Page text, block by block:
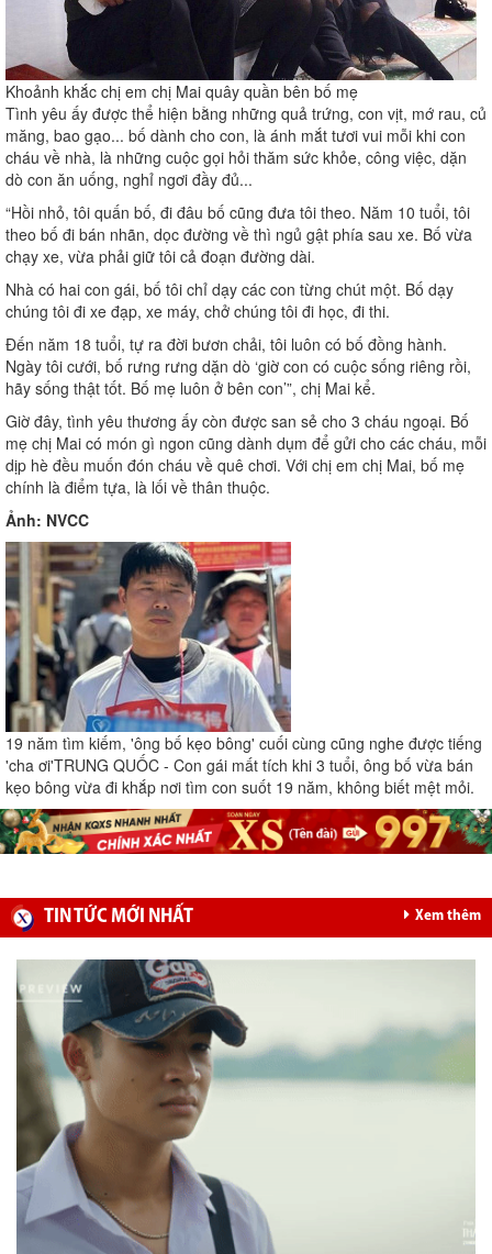
Khoảnh khắc chị em chị Mai quây quần bên bố mẹ
Tình yêu ấy được thể hiện bằng những quả trứng, con vịt, mớ rau, củ
măng, bao gạo... bố dành cho con, là ánh mắt tươi vui mỗi khi con
cháu về nhà, là những cuộc gọi hỏi thăm sức khỏe, công việc, dặn
dò con ăn uống, nghỉ ngơi đầy đủ...
“Hồi nhỏ, tôi quấn bố, đi đâu bố cũng đưa tôi theo. Năm 10 tuổi, tôi
theo bố đi bán nhãn, dọc đường về thì ngủ gật phía sau xe. Bố vừa
chạy xe, vừa phải giữ tôi cả đoạn đường dài.
Nhà có hai con gái, bố tôi chỉ dạy các con từng chút một. Bố dạy
chúng tôi đi xe đạp, xe máy, chở chúng tôi đi học, đi thi.
Đến năm 18 tuổi, tự ra đời bươn chải, tôi luôn có bố đồng hành.
Ngày tôi cưới, bố rưng rưng dặn dò ‘giờ con có cuộc sống riêng rồi,
hãy sống thật tốt. Bố mẹ luôn ở bên con’”, chị Mai kể.
Giờ đây, tình yêu thương ấy còn được san sẻ cho 3 cháu ngoại. Bố
mẹ chị Mai có món gì ngon cũng dành dụm để gửi cho các cháu, mỗi
dịp hè đều muốn đón cháu về quê chơi. Với chị em chị Mai, bố mẹ
chính là điểm tựa, là lối về thân thuộc.
Ảnh: NVCC
19 năm tìm kiếm, 'ông bố kẹo bông' cuối cùng cũng nghe được tiếng
'cha ơi'TRUNG QUỐC - Con gái mất tích khi 3 tuổi, ông bố vừa bán
kẹo bông vừa đi khắp nơi tìm con suốt 19 năm, không biết mệt mỏi.
TIN TỨC MỚI NHẤT Xem thêm